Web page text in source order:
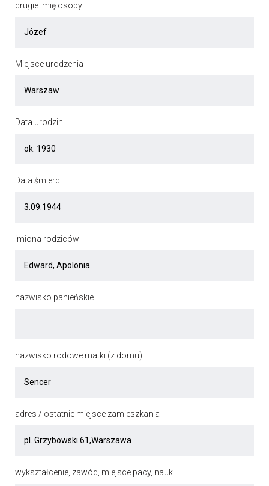
drugie imię osoby
Miejsce urodzenia
Data urodzin
Data śmierci
imiona rodziców
nazwisko panieńskie
nazwisko rodowe matki (z domu)
adres / ostatnie miejsce zamieszkania
wykształcenie, zawód, miejsce pacy, nauki